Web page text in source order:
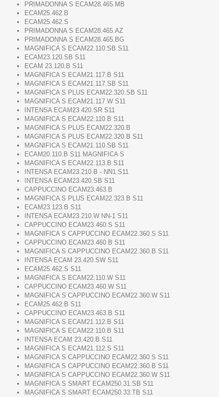
PRIMADONNA S ECAM28.465.MB
ECAM25.462.B
ECAM25.462.S
PRIMADONNA S ECAM28.465.AZ
PRIMADONNA S ECAM28.465.BG
MAGNIFICA S ECAM22.110.SB S11
ECAM23.120.SB S11
ECAM 23.120.B S11
MAGNIFICA S ECAM21.117.B S11
MAGNIFICA S ECAM21.117.SB S11
MAGNIFICA S PLUS ECAM22.320.SB S11
MAGNIFICA S ECAM21.117.W S11
INTENSA ECAM23.420.SR S11
MAGNIFICA S ECAM22.110.B S11
MAGNIFICA S PLUS ECAM22.320.B
MAGNIFICA S PLUS ECAM22.320.B S11
MAGNIFICA S ECAM21.110.SB S11
ECAM20.110.B S11 MAGNIFICA S
MAGNIFICA S ECAM22.113.B S11
INTENSA ECAM23.210.B - NN1 S11
INTENSA ECAM23.420.SB S11
CAPPUCCINO ECAM23.463.B
MAGNIFICA S PLUS ECAM22.323.B S11
ECAM23.123.B S11
INTENSA ECAM23.210.W NN-1 S11
CAPPUCCINO ECAM23.460.S S11
MAGNIFICA S CAPPUCCINO ECAM22.360.S S11
CAPPUCCINO ECAM23.460.B S11
MAGNIFICA S CAPPUCCINO ECAM22.360.B S11
INTENSA ECAM 23.420.SW S11
ECAM25.462.S S11
MAGNIFICA S ECAM22.110.W S11
CAPPUCCINO ECAM23.460.W S11
MAGNIFICA S CAPPUCCINO ECAM22.360.W S11
ECAM25.462.B S11
CAPPUCCINO ECAM23.463.B S11
MAGNIFICA S ECAM21.112.B S11
MAGNIFICA S ECAM22.110.B S11
INTENSA ECAM 23.420.B S11
MAGNIFICA S ECAM21.112.S S11
MAGNIFICA S CAPPUCCINO ECAM22.360.S S11
MAGNIFICA S CAPPUCCINO ECAM22.360.B S11
MAGNIFICA S CAPPUCCINO ECAM22.360.W S11
MAGNIFICA S SMART ECAM250.31.SB S11
MAGNIFICA S SMART ECAM250.33.TB S11